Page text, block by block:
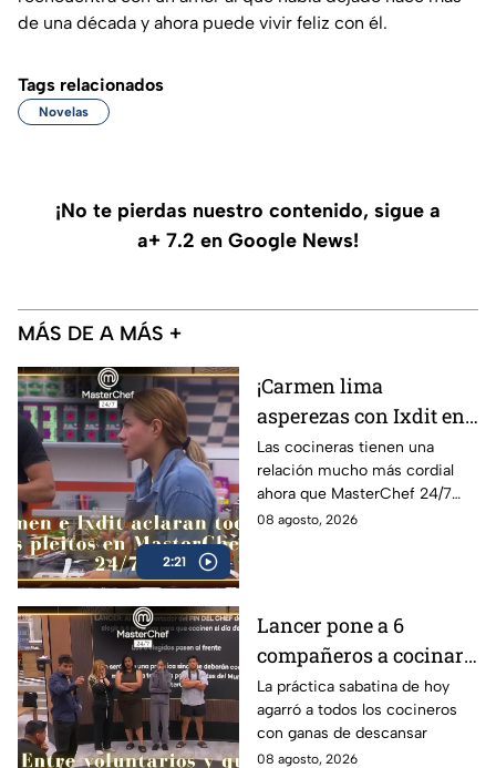
de una década y ahora puede vivir feliz con él.
Tags relacionados
Novelas
¡No te pierdas nuestro contenido, sigue a
a+ 7.2 en Google News!
MÁS DE A MÁS +
2:21
¡Carmen lima
asperezas con Ixdit en
MasterChef 24/7 y
culpa a Michelle! 'Me
calentó la cabeza'
(VIDEO)
Las cocineras tienen una
relación mucho más cordial
ahora que MasterChef 24/7
está en su recta final
08 agosto, 2026
Lancer pone a 6
compañeros a cocinar
para TODOS y Luis se
queja: '¿Premio o
castigo?' (VIDEO)
La práctica sabatina de hoy
agarró a todos los cocineros
con ganas de descansar
08 agosto, 2026